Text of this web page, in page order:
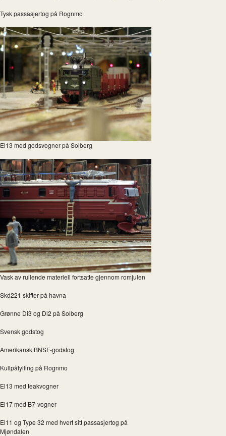
Tysk passasjertog på Rognmo
El13 med godsvogner på Solberg
Vask av rullende materiell fortsatte gjennom romjulen
Skd221 skifter på havna
Grønne Di3 og Di2 på Solberg
Svensk godstog
Amerikansk BNSF-godstog
Kullpåfylling på Rognmo
El13 med teakvogner
El17 med B7-vogner
El11 og Type 32 med hvert sitt passasjertog på
Mjøndalen